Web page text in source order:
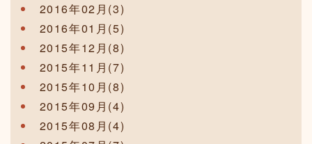
2016年02月(3)
2016年01月(5)
2015年12月(8)
2015年11月(7)
2015年10月(8)
2015年09月(4)
2015年08月(4)